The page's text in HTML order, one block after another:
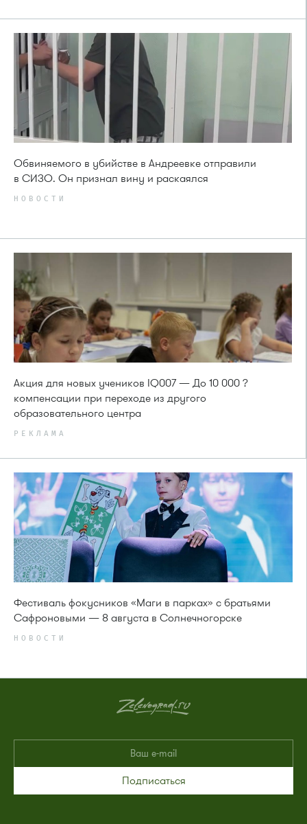
Обвиняемого в убийстве в Андреевке отправили
в СИЗО. Он признал вину и раскаялся
НОВОСТИ
Акция для новых учеников IQ007 — До 10 000 ?
компенсации при переходе из другого
образовательного центра
РЕКЛАМА
Фестиваль фокусников «Маги в парках» с братьями
Сафроновыми — 8 августа в Солнечногорске
НОВОСТИ
Подписаться